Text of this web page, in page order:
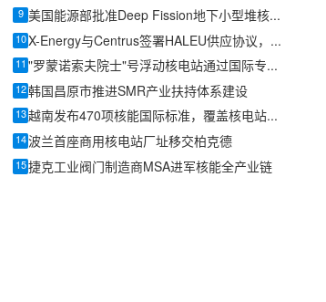
9 美国能源部批准Deep Fission地下小型堆核安全设计协议
10 X-Energy与Centrus签署HALEU供应协议，美国先进核燃料供应链提速
11 "罗蒙诺索夫院士"号浮动核电站通过国际专家双周审计，整改项较2022年显著减少
12 韩国昌原市推进SMR产业扶持体系建设
13 越南发布470项核能国际标准，覆盖核电站、研究堆、SMR及辐射防护全链条
14 波兰首座商用核电站厂址移交柏克德
15 捷克工业阀门制造商MSA进军核能全产业链